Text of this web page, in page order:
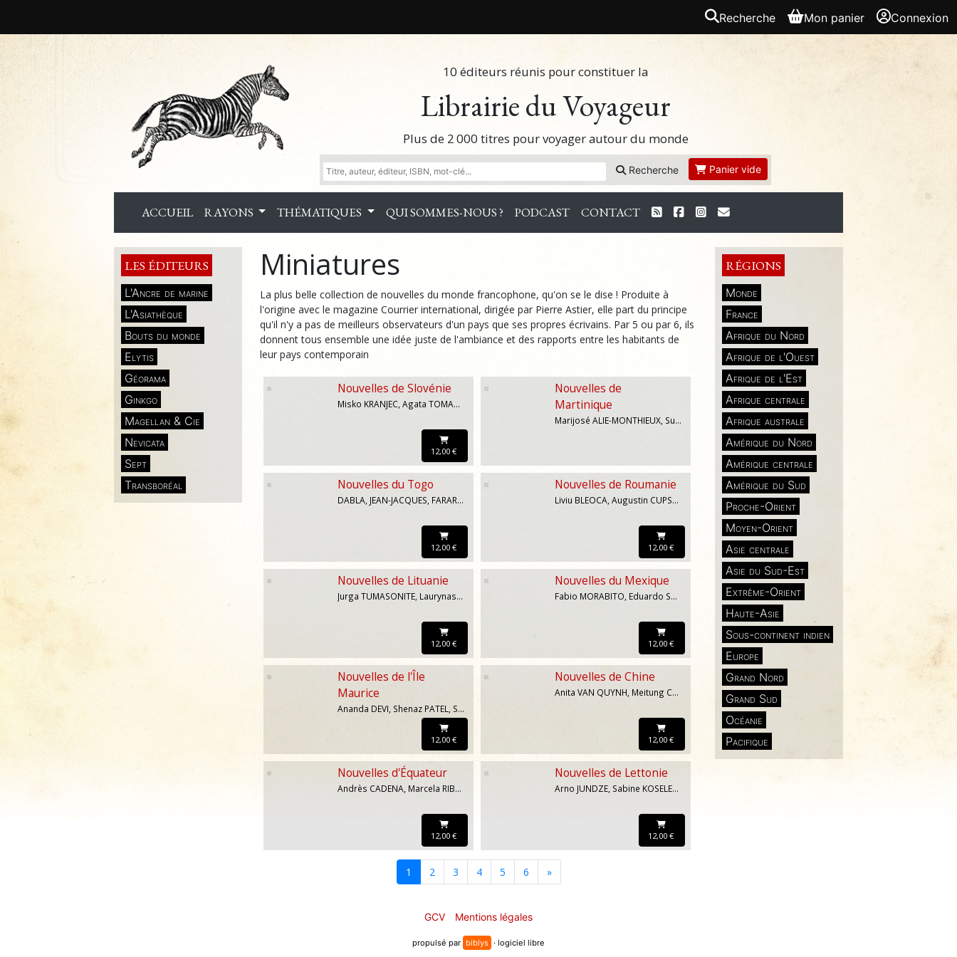
Recherche Mon panier Connexion
10 éditeurs réunis pour constituer la
Librairie du Voyageur
Plus de 2 000 titres pour voyager autour du monde
Recherche Panier vide
ACCUEIL RAYONS THÉMATIQUES QUI SOMMES-NOUS ? PODCAST CONTACT
LES ÉDITEURS
L'Ancre de marine
L'Asiathèque
Bouts du monde
Elytis
Géorama
Ginkgo
Magellan & Cie
Nevicata
Sept
Transboréal
RÉGIONS
Monde
France
Afrique du Nord
Afrique de l'Ouest
Afrique de l'Est
Afrique centrale
Afrique australe
Amérique du Nord
Amérique centrale
Amérique du Sud
Proche-Orient
Moyen-Orient
Asie centrale
Asie du Sud-Est
Extrême-Orient
Haute-Asie
Sous-continent indien
Europe
Grand Nord
Grand Sud
Océanie
Pacifique
Miniatures
La plus belle collection de nouvelles du monde francophone, qu'on se le dise ! Produite à
l'origine avec le magazine Courrier international, dirigée par Pierre Astier, elle part du principe
qu'il n'y a pas de meilleurs observateurs d'un pays que ses propres écrivains. Par 5 ou par 6, ils
donnent tous ensemble une idée juste de l'ambiance et des rapports entre les habitants de
leur pays contemporain
Nouvelles de Slovénie
Misko KRANJEC, Agata TOMAZIC, Andrej BLATNIK, Darinka KOZINC, Drago JANCAR, Suzana TRATNIK
12,00 €
Nouvelles de
Martinique
Marijosé ALIE-MONTHIEUX, Suzanne DRACIUS, Charles-Henri FARGUES, Viktor LAZLO, Térèz LÉOTIN, Gaël OCTAVIA
Nouvelles du Togo
DABLA, JEAN-JACQUES, FARARA, FERDINAND, TEKO-AGBO, AMBROISE, AWUMEY, EDEM, APEDO-AMAH, TOGOATA
12,00 €
Nouvelles de Roumanie
Liviu BLEOCA, Augustin CUPSA, Radu PAVEL GHEO, Razvan PETRESCU, Marta PETREU, Daniela RATIU
12,00 €
Nouvelles de Lituanie
Jurga TUMASONITE, Laurynas KATKUS, Giedra RADVILAVICIUTE, Alvydas SLEPIKAS, Virginija KULVINSKAITE, Tomas VAISETA
12,00 €
Nouvelles du Mexique
Fabio MORABITO, Eduardo SANGARCIA, Fabrizio MEIJA MADRID, Juan VILLORO, David TOSCANA, Alvaro URIBE
12,00 €
Nouvelles de l'Île
Maurice
Ananda DEVI, Shenaz PATEL, Sailesh Kumar RAMCHURN, Bertrand de ROBILLARD, Vinod RUGHOONUNDUN, Davina ITTOO
12,00 €
Nouvelles de Chine
Anita VAN QUYNH, Meitung CHAN, Jia JIA, Jinyan ZENG, Chongguo CAI, Jian GUAN
12,00 €
Nouvelles d'Équateur
Andrès CADENA, Marcela RIBADENEIRA, Vladimiro RIVAS, Maria Fernanda AMPUERO, Daniela Alcivar BELLOLIO, Alfredo NORIEGA
12,00 €
Nouvelles de Lettonie
Arno JUNDZE, Sabine KOSELEVA, Svens KUZMINS, Pauls BANKOVSKIS, Andra NEIBURGA, Janis JONEVS
12,00 €
1 2 3 4 5 6 »
GCV Mentions légales
propulsé par biblys · logiciel libre